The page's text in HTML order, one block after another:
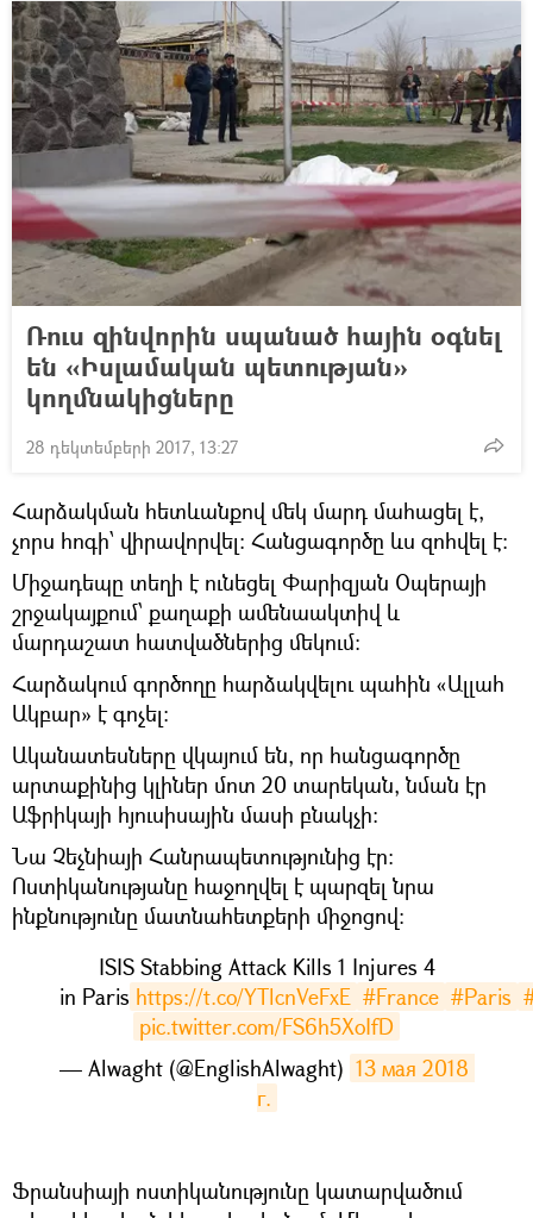
Ռուս զինվորին սպանած հային օգնել
են «Իսլամական պետության»
կողմնակիցները
28 դեկտեմբերի 2017, 13:27
Հարձակման հետևանքով մեկ մարդ մահացել է,
չորս հոգի՝ վիրավորվել: Հանցագործը ևս զոհվել է:
Միջադեպը տեղի է ունեցել Փարիզյան Օպերայի
շրջակայքում՝ քաղաքի ամենաակտիվ և
մարդաշատ հատվածներից մեկում:
Հարձակում գործողը հարձակվելու պահին «Ալլահ
Ակբար» է գոչել:
Ականատեսները վկայում են, որ հանցագործը
արտաքինից կլիներ մոտ 20 տարեկան, նման էր
Աֆրիկայի հյուսիսային մասի բնակչի:
Նա Չեչնիայի Հանրապետությունից էր:
Ոստիկանությանը հաջողվել է պարզել նրա
ինքնությունը մատնահետքերի միջոցով:
ISIS Stabbing Attack Kills 1 Injures 4
in Paris https://t.co/YTlcnVeFxE #France #Paris
pic.twitter.com/FS6h5XoIfD
— Alwaght (@EnglishAlwaght) 13 мая 2018
г.
Ֆրանսիայի ոստիկանությունը կատարվածում